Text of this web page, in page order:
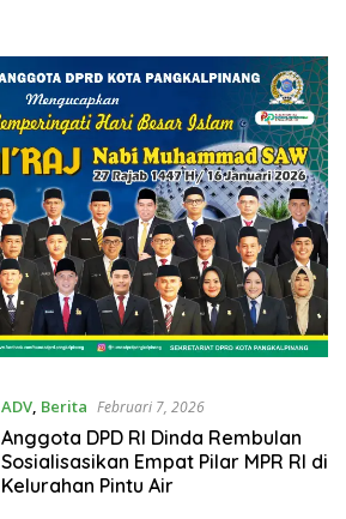
ADV, Berita Februari 7, 2026
Anggota DPD RI Dinda Rembulan
Sosialisasikan Empat Pilar MPR RI di
Kelurahan Pintu Air